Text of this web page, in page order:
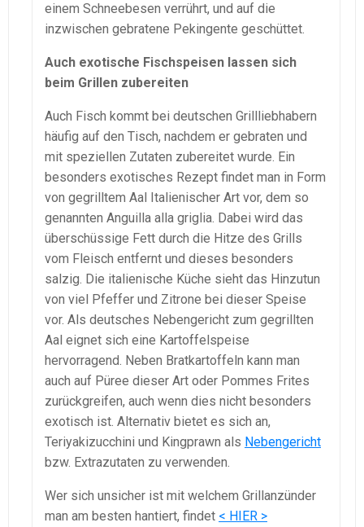
einem Schneebesen verrührt, und auf die
inzwischen gebratene Pekingente geschüttet.
Auch exotische Fischspeisen lassen sich
beim Grillen zubereiten
Auch Fisch kommt bei deutschen Grillliebhabern
häufig auf den Tisch, nachdem er gebraten und
mit speziellen Zutaten zubereitet wurde. Ein
besonders exotisches Rezept findet man in Form
von gegrilltem Aal Italienischer Art vor, dem so
genannten Anguilla alla griglia. Dabei wird das
überschüssige Fett durch die Hitze des Grills
vom Fleisch entfernt und dieses besonders
salzig. Die italienische Küche sieht das Hinzutun
von viel Pfeffer und Zitrone bei dieser Speise
vor. Als deutsches Nebengericht zum gegrillten
Aal eignet sich eine Kartoffelspeise
hervorragend. Neben Bratkartoffeln kann man
auch auf Püree dieser Art oder Pommes Frites
zurückgreifen, auch wenn dies nicht besonders
exotisch ist. Alternativ bietet es sich an,
Teriyakizucchini und Kingprawn als Nebengericht
bzw. Extrazutaten zu verwenden.
Wer sich unsicher ist mit welchem Grillanzünder
man am besten hantiert, findet < HIER >